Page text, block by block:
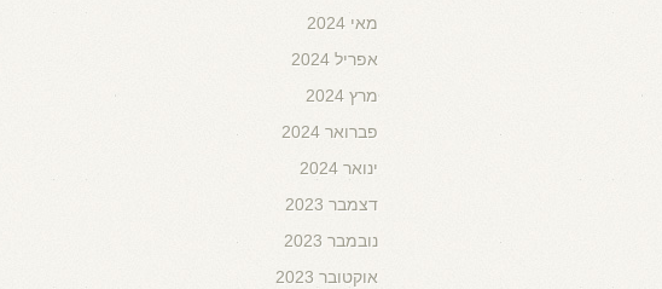
מאי 2024
אפריל 2024
מרץ 2024
פברואר 2024
ינואר 2024
דצמבר 2023
נובמבר 2023
אוקטובר 2023